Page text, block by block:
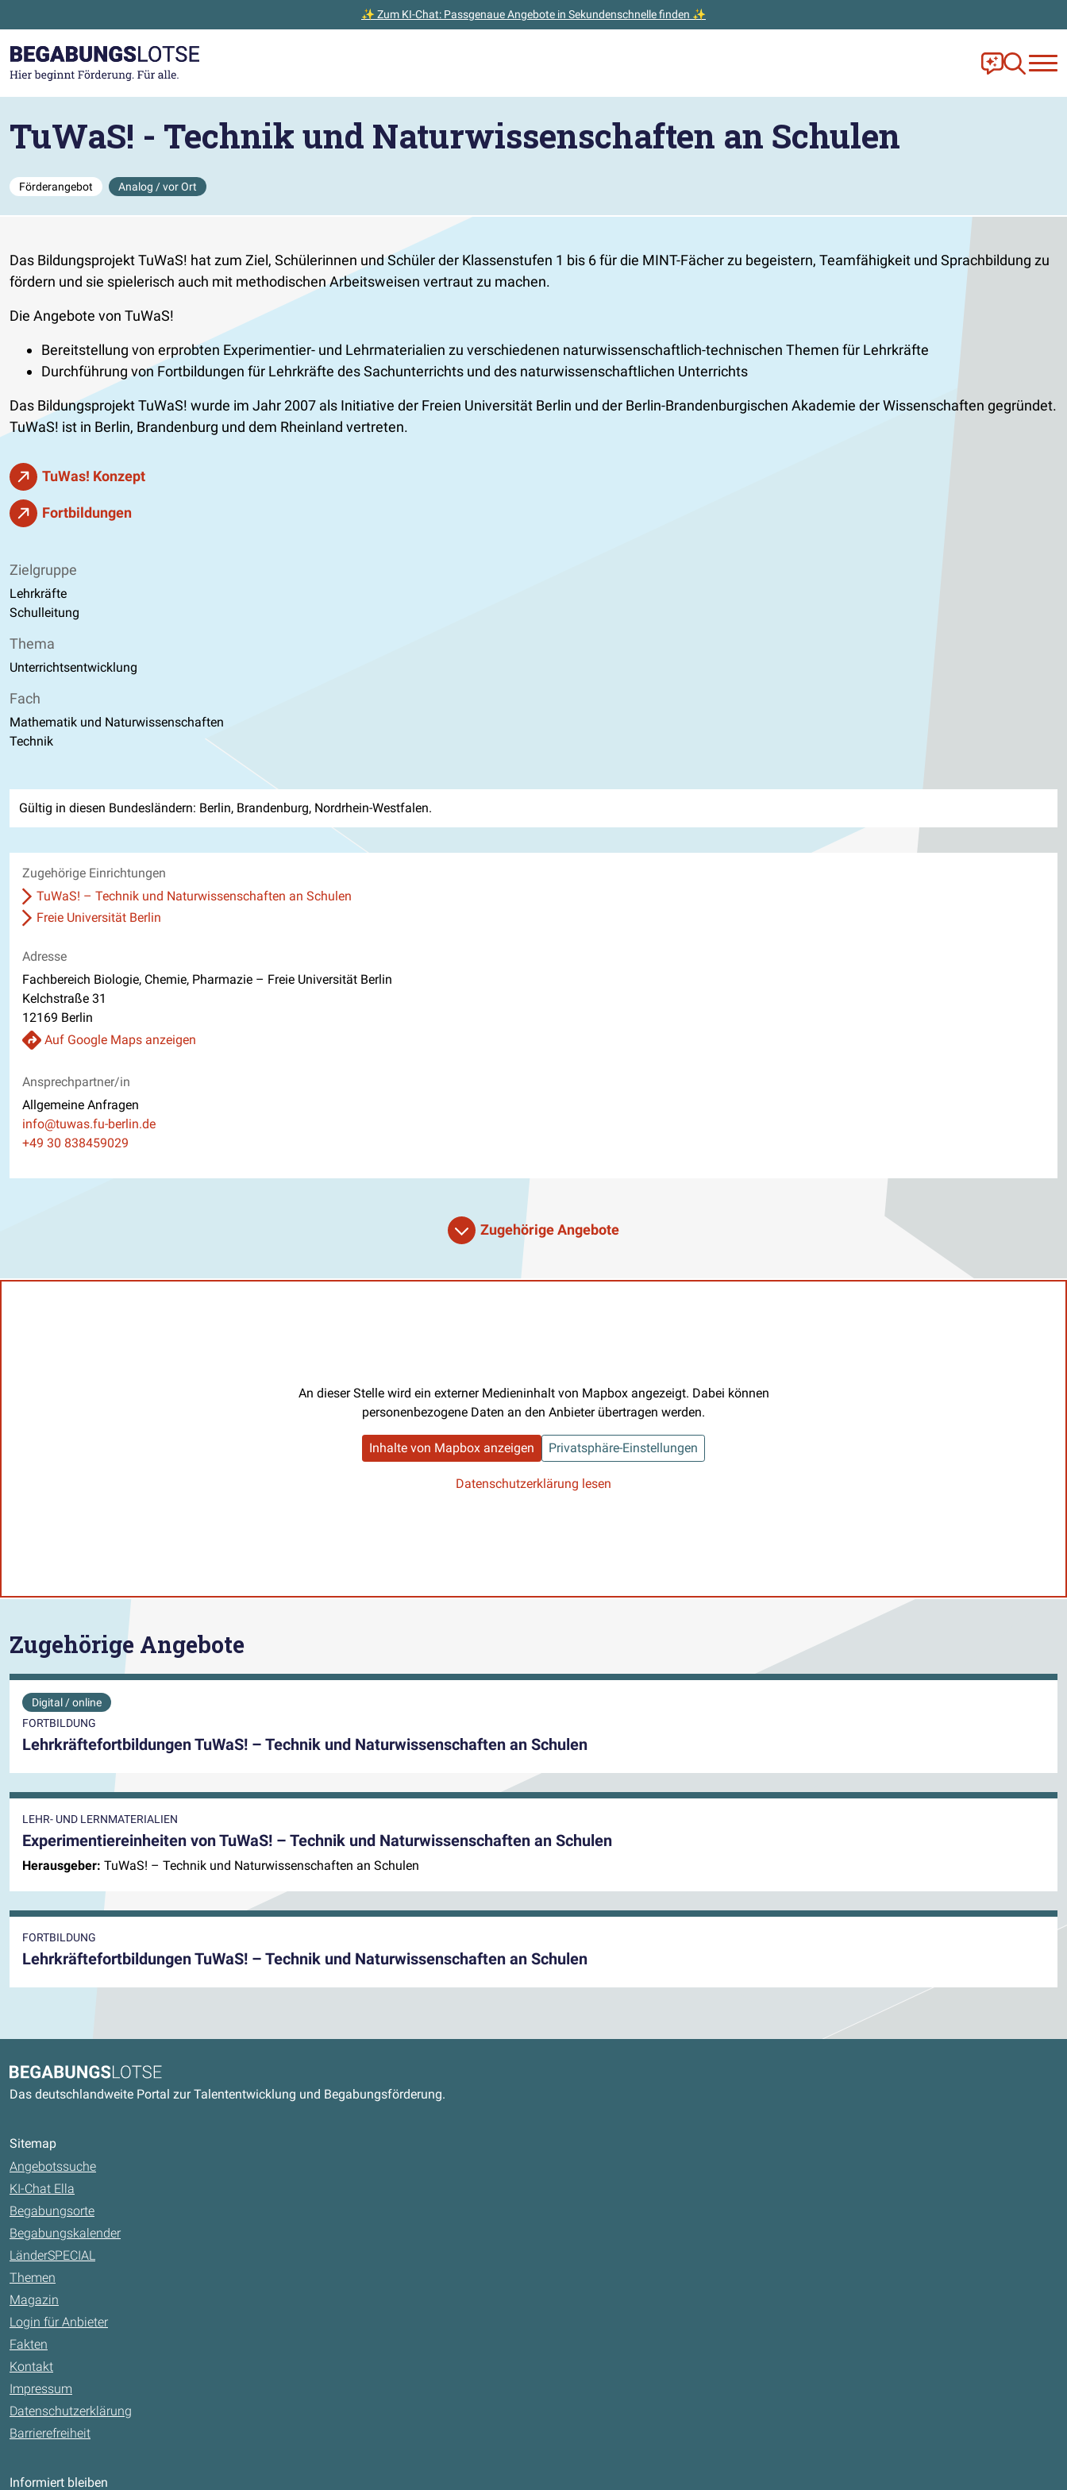
✨ Zum KI-Chat: Passgenaue Angebote in Sekundenschnelle finden ✨
Zur Startseite gehen
Frag Ella!
Zur
TuWaS! - Technik und Naturwissenschaften an Schulen
Förderangebot Analog / vor Ort
Das Bildungsprojekt TuWaS! hat zum Ziel, Schülerinnen und Schüler der Klassenstufen 1 bis 6 für die MINT-Fächer zu begeistern, Teamfähigkeit und Sprachbildung zu
fördern und sie spielerisch auch mit methodischen Arbeitsweisen vertraut zu machen.
Die Angebote von TuWaS!
Bereitstellung von erprobten Experimentier- und Lehrmaterialien zu verschiedenen naturwissenschaftlich-technischen Themen für Lehrkräfte
Durchführung von Fortbildungen für Lehrkräfte des Sachunterrichts und des naturwissenschaftlichen Unterrichts
Das Bildungsprojekt TuWaS! wurde im Jahr 2007 als Initiative der Freien Universität Berlin und der Berlin-Brandenburgischen Akademie der Wissenschaften gegründet.
TuWaS! ist in Berlin, Brandenburg und dem Rheinland vertreten.
TuWas! Konzept
Fortbildungen
Zielgruppe
Lehrkräfte
Schulleitung
Thema
Unterrichtsentwicklung
Fach
Mathematik und Naturwissenschaften
Technik
Gültig in diesen Bundesländern: Berlin, Brandenburg, Nordrhein-Westfalen.
Zugehörige Einrichtungen
TuWaS! – Technik und Naturwissenschaften an Schulen
Freie Universität Berlin
Adresse
Fachbereich Biologie, Chemie, Pharmazie – Freie Universität Berlin
Kelchstraße 31
12169 Berlin
Auf Google Maps anzeigen
Ansprechpartner/in
Allgemeine Anfragen
E-Mail
info@tuwas.fu-berlin.de
Telefon
+49 30 838459029
Zugehörige Angebote
An dieser Stelle wird ein externer Medieninhalt von Mapbox angezeigt. Dabei können
personenbezogene Daten an den Anbieter übertragen werden.
Inhalte von Mapbox anzeigen Privatsphäre-Einstellungen
Datenschutzerklärung lesen
Zugehörige Angebote
Digital / online
FORTBILDUNG
Lehrkräftefortbildungen TuWaS! – Technik und Naturwissenschaften an Schulen
LEHR- UND LERNMATERIALIEN
Experimentiereinheiten von TuWaS! – Technik und Naturwissenschaften an Schulen
Herausgeber: TuWaS! – Technik und Naturwissenschaften an Schulen
FORTBILDUNG
Lehrkräftefortbildungen TuWaS! – Technik und Naturwissenschaften an Schulen
Kontaktdaten und weitere Links
Begabungslotse
Das deutschlandweite Portal zur Talententwicklung und Begabungsförderung.
Sitemap
Angebotssuche
KI-Chat Ella
Begabungsorte
Begabungskalender
LänderSPECIAL
Themen
Magazin
Login für Anbieter
Fakten
Kontakt
Impressum
Datenschutzerklärung
Barrierefreiheit
Informiert bleiben